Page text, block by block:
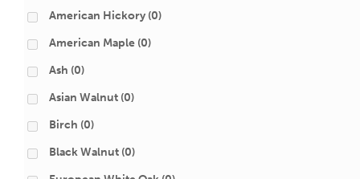
American Hickory (0)
American Maple (0)
Ash (0)
Asian Walnut (0)
Birch (0)
Black Walnut (0)